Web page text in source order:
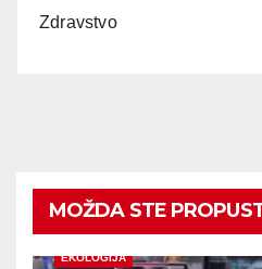
Zdravstvo
MOŽDA STE
EKOLOGIJA